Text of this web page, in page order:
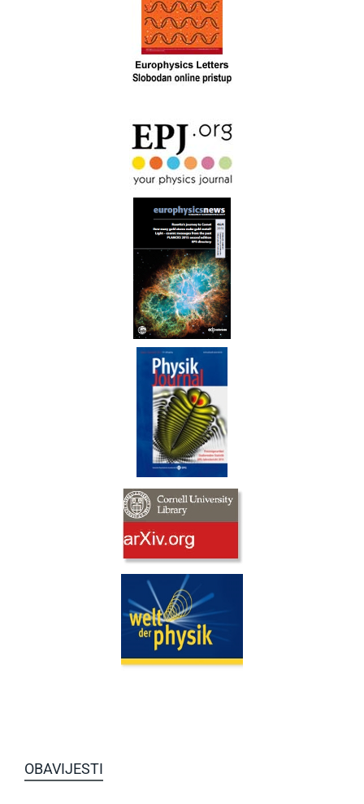
OBAVIJESTI